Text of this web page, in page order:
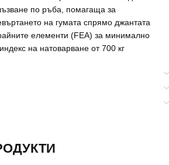
по ръба, помагаща за
на гумата спрямо джантата
елементи (FEA) за минимално
на натоварване от 700 кг